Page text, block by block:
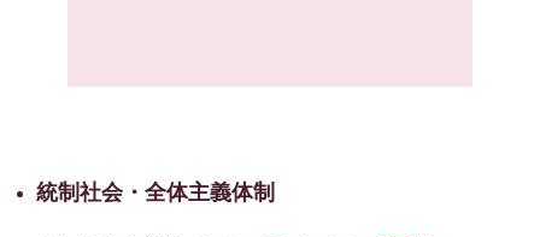
統制社会・全体主義体制